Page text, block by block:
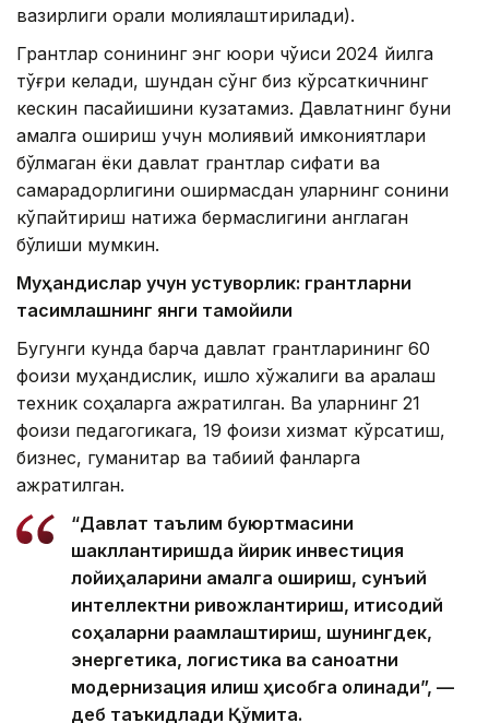
вазирлиги орқали молиялаштирилади).
Грантлар сонининг энг юқори чўққиси 2024 йилга
тўғри келади, шундан сўнг биз кўрсаткичнинг
кескин пасайишини кузатамиз. Давлатнинг буни
амалга ошириш учун молиявий имкониятлари
бўлмаган ёки давлат грантлар сифати ва
самарадорлигини оширмасдан уларнинг сонини
кўпайтириш натижа бермаслигини англаган
бўлиши мумкин.
Муҳандислар учун устуворлик: грантларни
тақсимлашнинг янги тамойили
Бугунги кунда барча давлат грантларининг 60
фоизи муҳандислик, қишлоқ хўжалиги ва аралаш
техник соҳаларга ажратилган. Ва уларнинг 21
фоизи педагогикага, 19 фоизи хизмат кўрсатиш,
бизнес, гуманитар ва табиий фанларга
ажратилган.
“Давлат таълим буюртмасини
шакллантиришда йирик инвестиция
лойиҳаларини амалга ошириш, сунъий
интеллектни ривожлантириш, иқтисодий
соҳаларни рақамлаштириш, шунингдек,
энергетика, логистика ва саноатни
модернизация қилиш ҳисобга олинади”, —
деб таъкидлади Қўмита.